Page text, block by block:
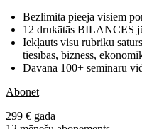
Bezlimita pieeja visiem
12 drukātās BILANCES
Iekļauts visu rubriku
tiesības, bizness,
Dāvanā 100+ semināru
Abonēt
299 € gadā